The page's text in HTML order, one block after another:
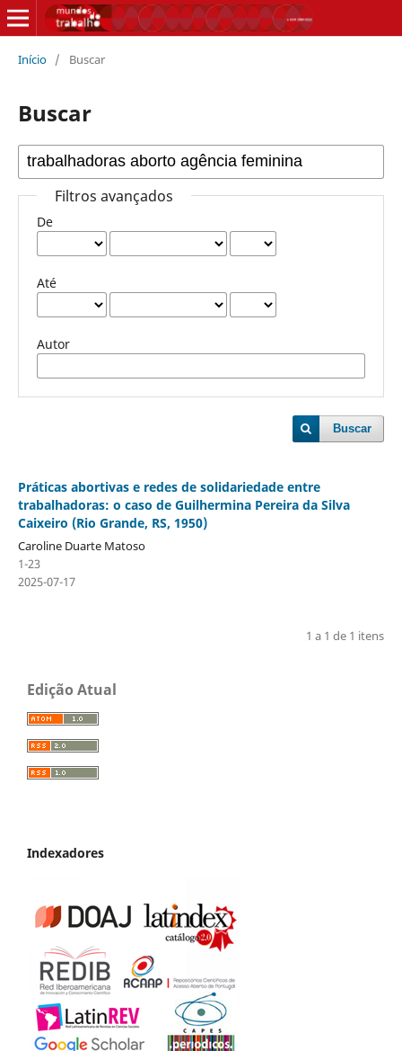
Início / Buscar
Buscar
Filtros avançados
De
Até
Autor
Buscar
Práticas abortivas e redes de solidariedade entre
trabalhadoras: o caso de Guilhermina Pereira da Silva
Caixeiro (Rio Grande, RS, 1950)
Caroline Duarte Matoso
1-23
2025-07-17
1 a 1 de 1 itens
Edição Atual
Indexadores